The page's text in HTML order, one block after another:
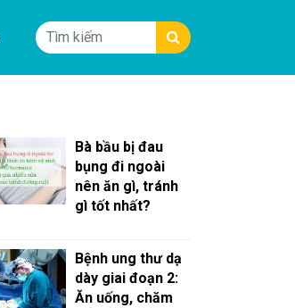
Bà bầu bị đau
bụng đi ngoài
nên ăn gì, tránh
gì tốt nhất?
Bệnh ung thư dạ
dày giai đoạn 2:
Ăn uống, chăm